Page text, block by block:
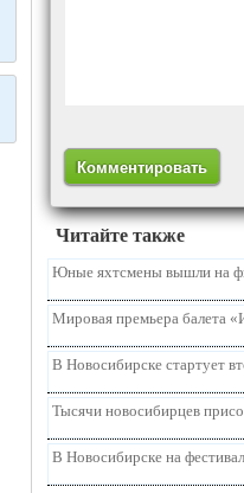
Читайте также
Юные яхтсмены вышли на
Мировая премьера балета
В Новосибирске стартует
Тысячи новосибирцев
В Новосибирске на